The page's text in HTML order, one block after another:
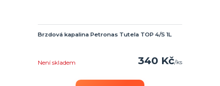
Brzdová kapalina Petronas Tutela TOP 4/S 1L
340 Kč/ks
Není skladem